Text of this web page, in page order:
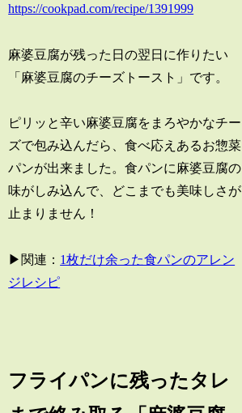
https://cookpad.com/recipe/1391999
麻婆豆腐が残った日の翌日に作りたい
「麻婆豆腐のチーズトースト」です。
ピリッと辛い麻婆豆腐をまろやかなチー
ズで包み込んだら、食べ応えあるお惣菜
パンが出来ました。食パンに麻婆豆腐の
味がしみ込んで、どこまでも美味しさが
止まりません！
▶関連： 1枚だけ余った食パンのアレン
ジレシピ
フライパンに残ったタレ